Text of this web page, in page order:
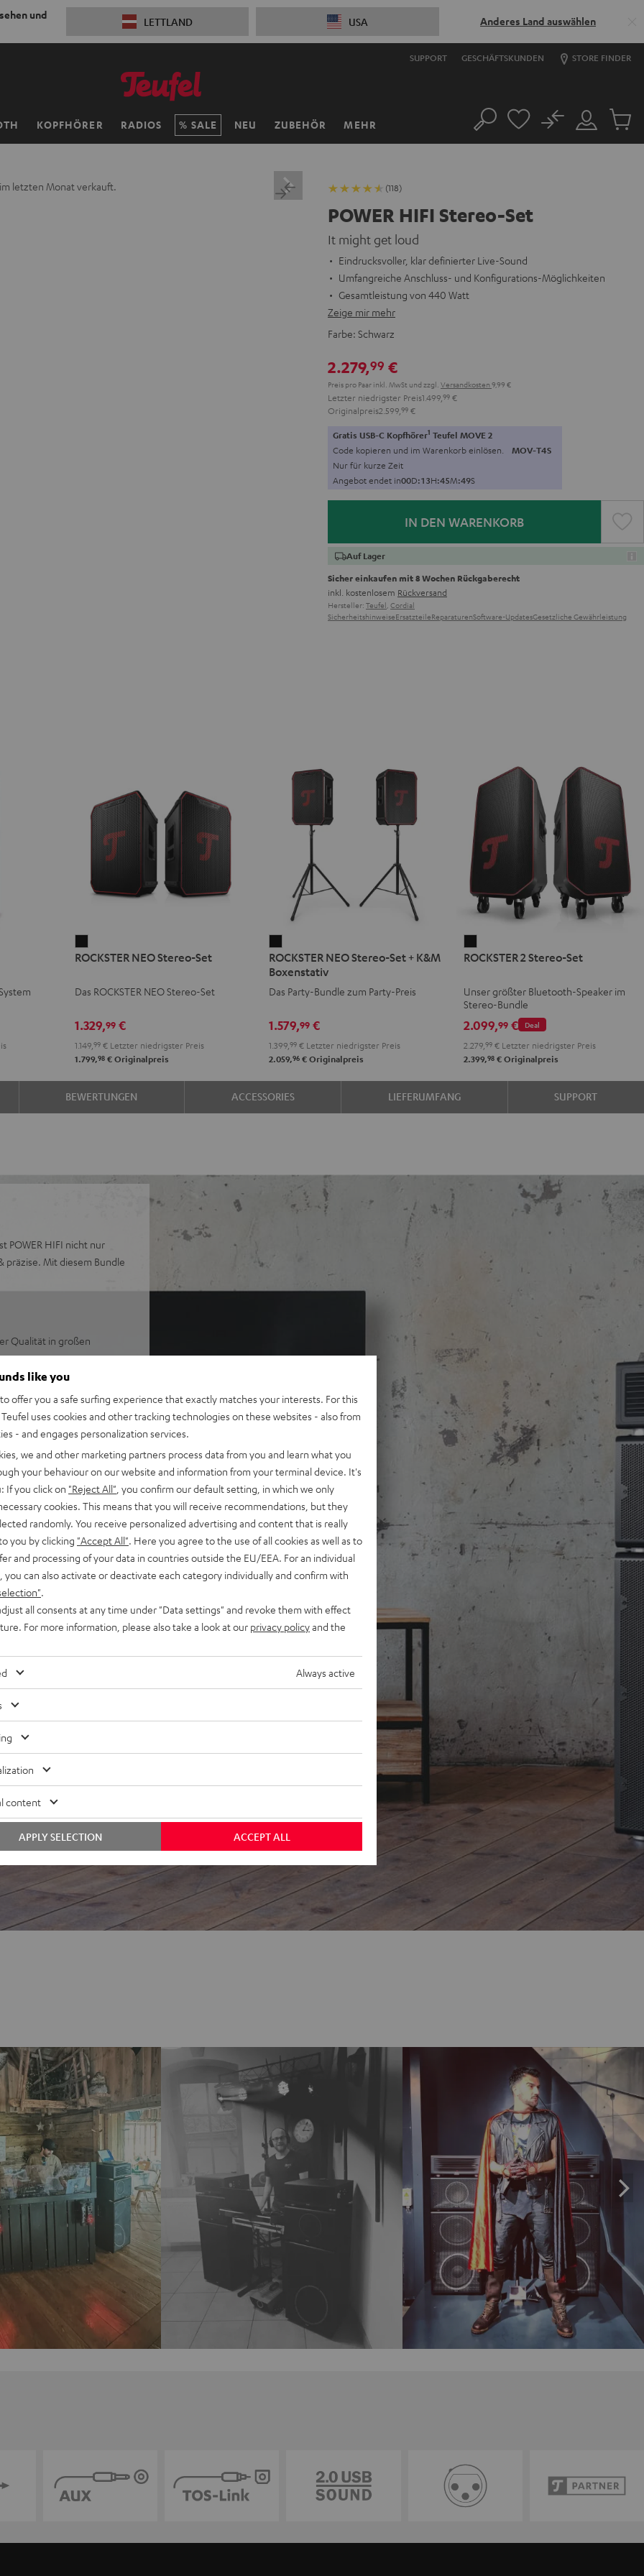
und
LETTLAND USA Anderes Land auswählen
SUPPORT GESCHÄFTSKUNDEN STORE FINDER
KOPFHÖRER RADIOS SALE NEU ZUBEHÖR MEHR Suche
Mein
Konto
No
Artikel
letzten Monat verkauft. (118)
POWER HIFI Stereo-Set
It might get loud
Eindrucksvoller, klar definierter Live-Sound
Umfangreiche Anschluss- und Konfigurations-Möglichkeiten
Gesamtleistung von 440 Watt
Zeige mir mehr
Farbe: Schwarz
2.279,99 €
Preis pro Paar inkl. MwSt und zzgl. Versandkosten 9,99 €
Letzter niedrigster Preis1.499, 99 €
Originalpreis2.599, 99 €
Gratis USB-C Kopfhörer1 Teufel MOVE 2
Code kopieren und im Warenkorb einlösen. MOV-T4S
Nur für kurze Zeit
Angebot endet in00D:13H:45M:47S
IN DEN WARENKORB
Auf Lager
Sicher einkaufen mit 8 Wochen Rückgaberecht
inkl. kostenlosem Rückversand
Hersteller: Teufel, Cordial
SicherheitshinweiseErsatzteileReparaturenSoftware-UpdatesGesetzliche Gewährleistung
NEO
Set
ROCKSTER NEO Stereo-Set
Das ROCKSTER NEO Stereo-Set
1.329,99€
1.149, 99€Letzter niedrigster Preis
1.799,98€Originalpreis
NEO
Stereo-
Set
K&M
Boxenstativ
Schwarz
ROCKSTER NEO Stereo-Set + K&M
Boxenstativ
Das Party-Bundle zum Party-Preis
1.579,99 €
1.399,99 € Letzter niedrigster Preis
2.059,96 € Originalpreis
2
Set
Schwarz
ROCKSTER 2 Stereo-Set
Unser größter Bluetooth-Speaker im
Stereo-Bundle
Deal
2.099,99 €
2.279,99 € Letzter niedrigster Preis
2.399,98 € Originalpreis
BEWERTUNGEN ACCESSORIES LIEFERUMFANG SUPPORT
POWER HIFI nicht nur
präzise. Mit diesem Bundle
Qualität in großen
und
DJs und
von Spotify, Youtube,
und ein Hochtonhorn für
von 440 Watt
Off-Funktion über Cinch,
Funktion,
118 Bewertungen)
like you
offer you a safe surfing experience that exactly matches your interests. For this
uses cookies and other tracking technologies on these websites - also from
- and engages personalization services.
we and other marketing partners process data from you and learn what you
your behaviour on our website and information from your terminal device. It's
If you click on "Reject All" , you confirm our default setting, in which we only
cookies. This means that you will receive recommendations, but they
randomly. You receive personalized advertising and content that is really
you by clicking "Accept All" . Here you agree to the use of all cookies as well as to
and processing of your data in countries outside the EU/EEA. For an individual
you can also activate or deactivate each category individually and confirm with
all consents at any time under "Data settings" and revoke them with effect
For more information, please also take a look at our privacy policyand the
Always active
content
ACCEPT ALL
APPLY SELECTION